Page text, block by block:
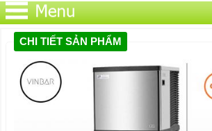
CHI TIẾT SẢN PHẨM